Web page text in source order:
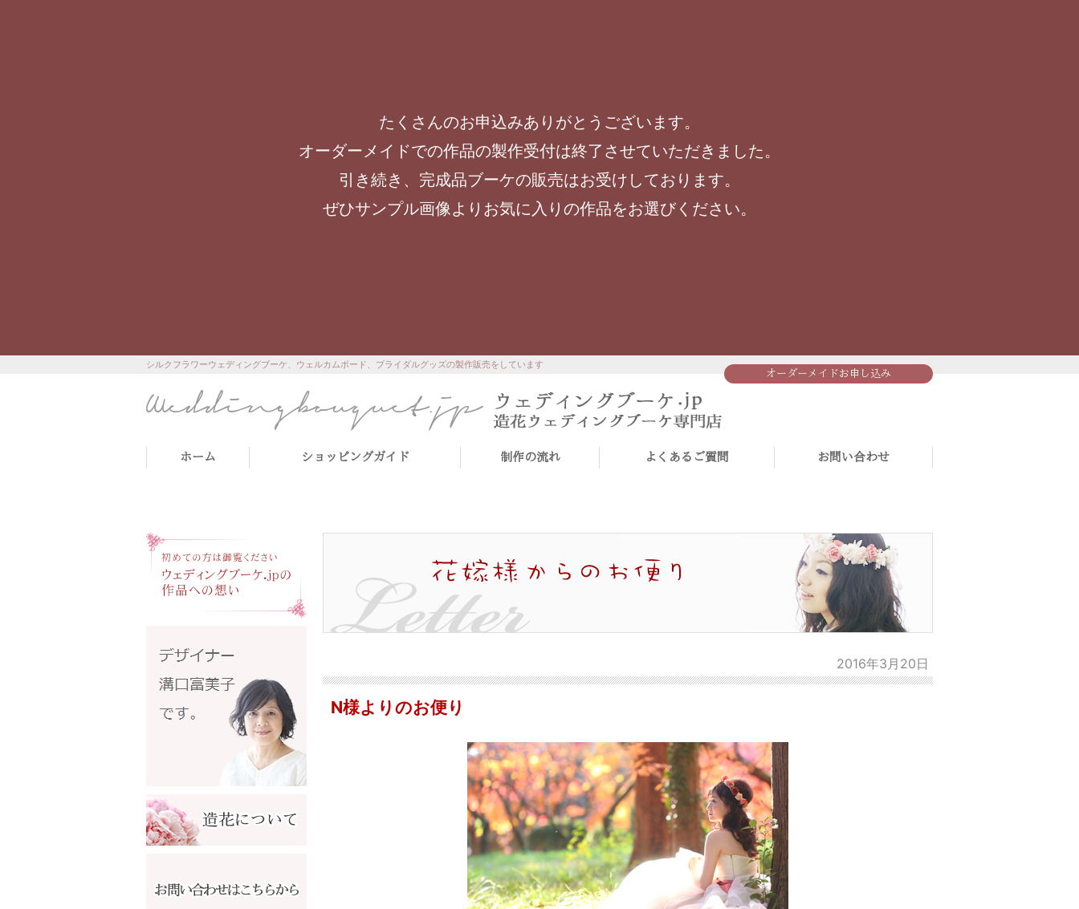
たくさんのお申込みありがとうございます。
オーダーメイドでの作品の製作受付は終了させていただきました。
引き続き、完成品ブーケの販売はお受けしております。
ぜひサンプル画像よりお気に入りの作品をお選びください。
シルクフラワーウェディングブーケ、ウェルカムボード、ブライダルグッズの製作販売をしています
ホーム ショッピングガイド 制作の流れ よくあるご質問 お問い合わせ
オーダーメイドお申し込み
2016年3月20日
N様よりのお便り